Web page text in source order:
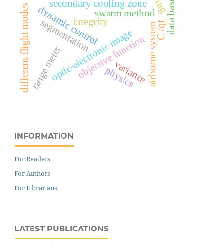
optic-electronic image
segmentation
swarm method
objective functionairborne system
secondary cooling zone
dynamic control
range meter variance
data base
integrity
different flight modes physics
С
/
q
t
INFORMATION
For Readers
For Authors
For Librarians
LATEST PUBLICATIONS